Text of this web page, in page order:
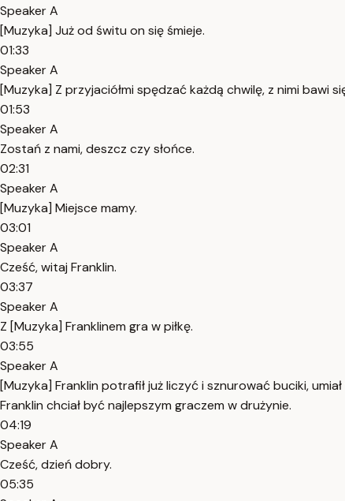
Speaker A
[Muzyka] Już od świtu on się śmieje.
01:33
Speaker A
[Muzyka] Z przyjaciółmi spędzać każdą chwilę, z nimi bawi
01:53
Speaker A
Zostań z nami, deszcz czy słońce.
02:31
Speaker A
[Muzyka] Miejsce mamy.
03:01
Speaker A
Cześć, witaj Franklin.
03:37
Speaker A
Z [Muzyka] Franklinem gra w piłkę.
03:55
Speaker A
[Muzyka] Franklin potrafił już liczyć i sznurować buciki,
Franklin chciał być najlepszym graczem w drużynie.
04:19
Speaker A
Cześć, dzień dobry.
05:35